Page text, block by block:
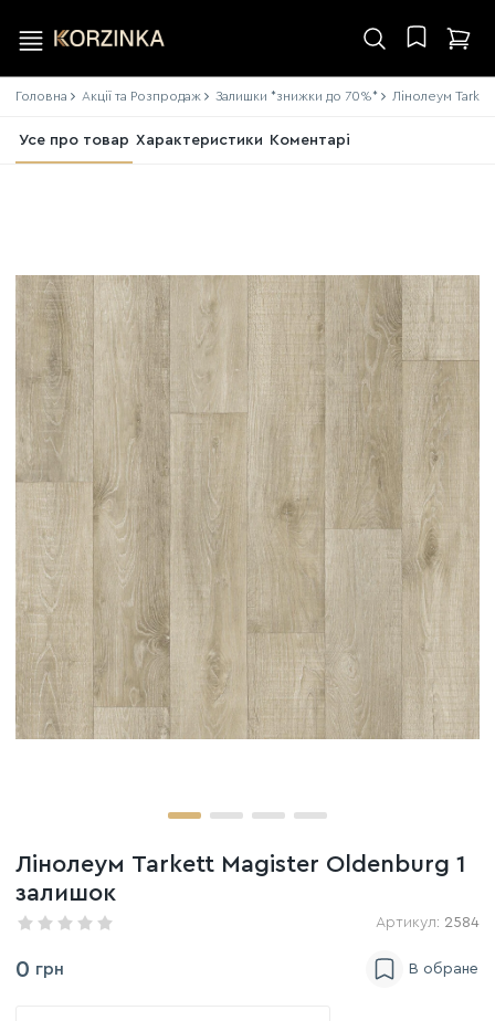
Головна Акції та Розпродаж Залишки *знижки до 70%* Лінолеум
Усе про товар Характеристики Коментарі
Лінолеум Tarkett Magister Oldenburg 1
залишок
Артикул: 2584
0 грн